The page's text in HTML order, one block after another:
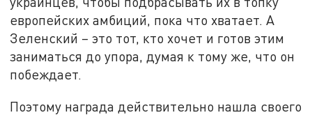
европейских амбиций, пока что хватает. А
Зеленский – это тот, кто хочет и готов этим
заниматься до упора, думая к тому же, что он
побеждает.
Поэтому награда действительно нашла своего